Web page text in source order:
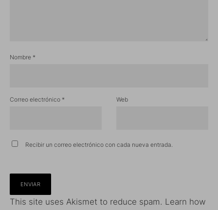
Nombre *
Correo electrónico * Web
Recibir un correo electrónico con cada nueva entrada.
This site uses Akismet to reduce spam. Learn how